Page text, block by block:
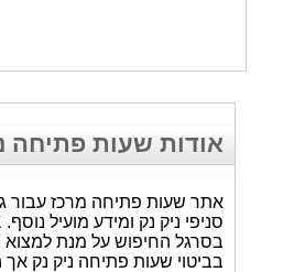
אודות שעות פתיחה
אתר שעות פתיחה מרכז עבור
סניפי ניק נק ומידע מועיל
בסרגל החיפוש על מנת למצוא
בביטוי שעות פתיחה ניק נק אך